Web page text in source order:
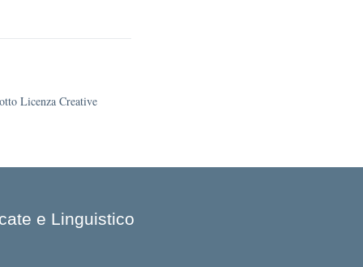
Licenza Creative
e Linguistico